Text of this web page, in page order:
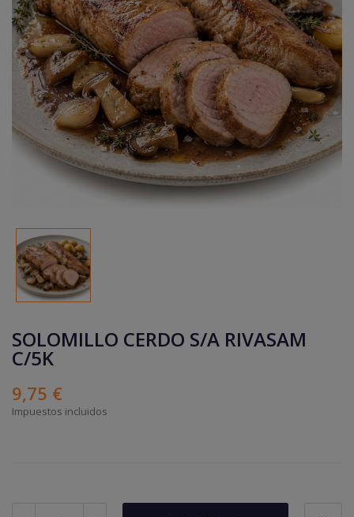
SOLOMILLO CERDO S/A RIVASAM
C/5K
9,75 €
Impuestos incluidos